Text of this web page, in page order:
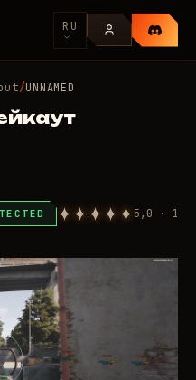
RU
/UNNAMED
5,0 · 1